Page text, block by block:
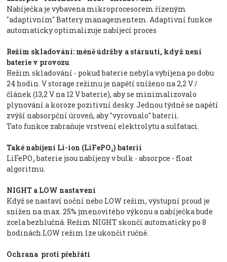
Nabíječka je vybavena mikroprocesorem řízeným
"adaptivním" Battery managementem. Adaptivní funkce
automaticky optimalizuje nabíjecí proces
Režim skladování: méně údržby a stárnutí, když není
baterie v provozu
Režim skladování - pokud baterie nebyla vybíjena po dobu
24 hodin. V storage režimu je napětí sníženo na 2,2 V /
článek (13,2 V na 12 V baterie), aby se minimalizovalo
plynování a koroze pozitivní desky. Jednou týdně se napětí
zvýší nabsorpční úroveň, aby "vyrovnalo" baterii.
Tato funkce zabraňuje vrstvení elektrolytu a sulfataci.
Také nabíjení Li-ion (LiFePO₄) baterií
LiFePO₄ baterie jsou nabíjeny v bulk - absorpce - float
algoritmu.
NIGHT a LOW nastavení
Když se nastaví noční nebo LOW režim, výstupní proud je
snížen na max. 25% jmenovitého výkonu a nabíječka bude
zcela bezhlučná. Režim NIGHT skončí automaticky po 8
hodinách.LOW režim lze ukončit ručně.
Ochrana proti přehřátí